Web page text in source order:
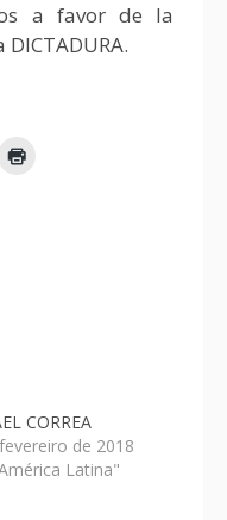
a favor de la
CORREA
de 2018
Latina"